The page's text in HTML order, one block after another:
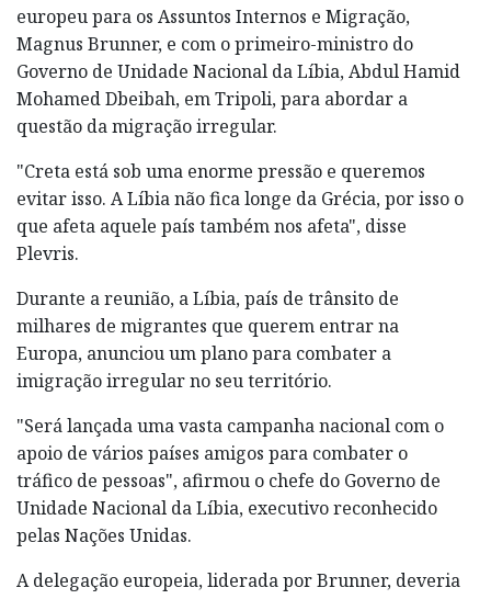
europeu para os Assuntos Internos e Migração,
Magnus Brunner, e com o primeiro-ministro do
Governo de Unidade Nacional da Líbia, Abdul Hamid
Mohamed Dbeibah, em Tripoli, para abordar a
questão da migração irregular.
"Creta está sob uma enorme pressão e queremos
evitar isso. A Líbia não fica longe da Grécia, por isso o
que afeta aquele país também nos afeta", disse
Plevris.
Durante a reunião, a Líbia, país de trânsito de
milhares de migrantes que querem entrar na
Europa, anunciou um plano para combater a
imigração irregular no seu território.
"Será lançada uma vasta campanha nacional com o
apoio de vários países amigos para combater o
tráfico de pessoas", afirmou o chefe do Governo de
Unidade Nacional da Líbia, executivo reconhecido
pelas Nações Unidas.
A delegação europeia, liderada por Brunner, deveria